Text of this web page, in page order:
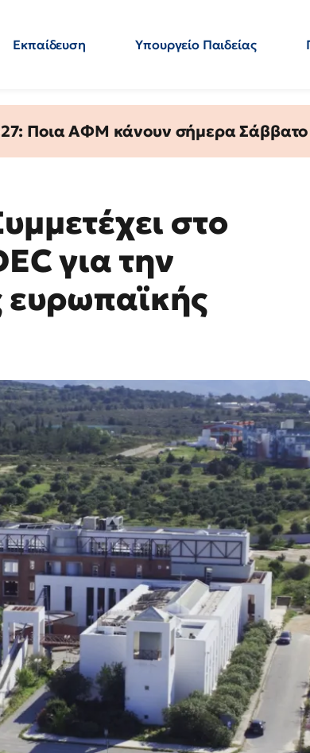
Εκπαίδευση Υπουργείο Παιδείας
Ποια ΑΦΜ κάνουν σήμερα Σάββατο
στο
για την